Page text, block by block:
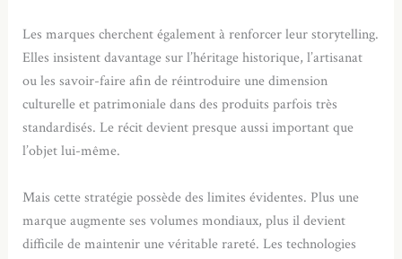
Les marques cherchent également à renforcer leur storytelling.
Elles insistent davantage sur l’héritage historique, l’artisanat
ou les savoir-faire afin de réintroduire une dimension
culturelle et patrimoniale dans des produits parfois très
standardisés. Le récit devient presque aussi important que
l’objet lui-même.
Mais cette stratégie possède des limites évidentes. Plus une
marque augmente ses volumes mondiaux, plus il devient
difficile de maintenir une véritable rareté. Les technologies